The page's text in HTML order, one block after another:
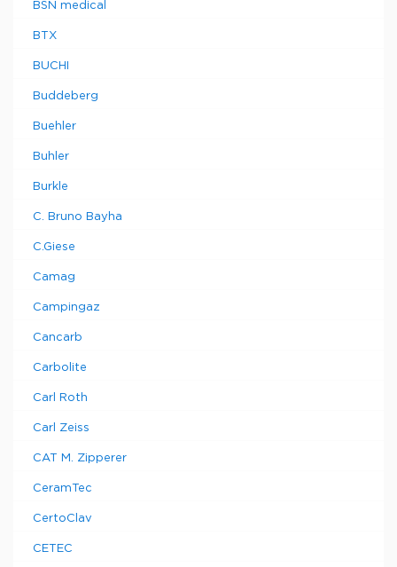
BSN medical
BTX
BUCHI
Buddeberg
Buehler
Buhler
Burkle
C. Bruno Bayha
C.Giese
Camag
Campingaz
Cancarb
Carbolite
Carl Roth
Carl Zeiss
CAT M. Zipperer
CeramTec
CertoClav
CETEC